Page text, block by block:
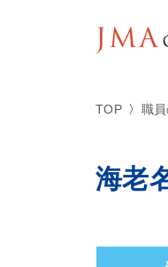
TOP 職
海老